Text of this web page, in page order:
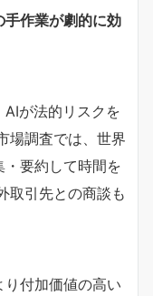
作業が劇的に効
が法的リスクを
場調査では、世界
要約して時間を
取引先との商談も
付加価値の高い